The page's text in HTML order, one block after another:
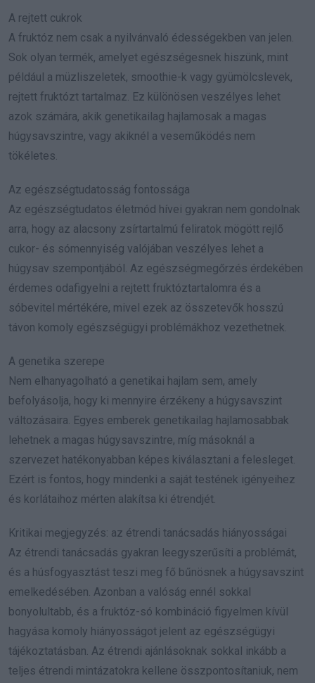
A rejtett cukrok
A fruktóz nem csak a nyilvánvaló édességekben van jelen.
Sok olyan termék, amelyet egészségesnek hiszünk, mint
például a müzliszeletek, smoothie-k vagy gyümölcslevek,
rejtett fruktózt tartalmaz. Ez különösen veszélyes lehet
azok számára, akik genetikailag hajlamosak a magas
húgysavszintre, vagy akiknél a veseműködés nem
tökéletes.
Az egészségtudatosság fontossága
Az egészségtudatos életmód hívei gyakran nem gondolnak
arra, hogy az alacsony zsírtartalmú feliratok mögött rejlő
cukor- és sómennyiség valójában veszélyes lehet a
húgysav szempontjából. Az egészségmegőrzés érdekében
érdemes odafigyelni a rejtett fruktóztartalomra és a
sóbevitel mértékére, mivel ezek az összetevők hosszú
távon komoly egészségügyi problémákhoz vezethetnek.
A genetika szerepe
Nem elhanyagolható a genetikai hajlam sem, amely
befolyásolja, hogy ki mennyire érzékeny a húgysavszint
változásaira. Egyes emberek genetikailag hajlamosabbak
lehetnek a magas húgysavszintre, míg másoknál a
szervezet hatékonyabban képes kiválasztani a felesleget.
Ezért is fontos, hogy mindenki a saját testének igényeihez
és korlátaihoz mérten alakítsa ki étrendjét.
Kritikai megjegyzés: az étrendi tanácsadás hiányosságai
Az étrendi tanácsadás gyakran leegyszerűsíti a problémát,
és a húsfogyasztást teszi meg fő bűnösnek a húgysavszint
emelkedésében. Azonban a valóság ennél sokkal
bonyolultabb, és a fruktóz-só kombináció figyelmen kívül
hagyása komoly hiányosságot jelent az egészségügyi
tájékoztatásban. Az étrendi ajánlásoknak sokkal inkább a
teljes étrendi mintázatokra kellene összpontosítaniuk, nem